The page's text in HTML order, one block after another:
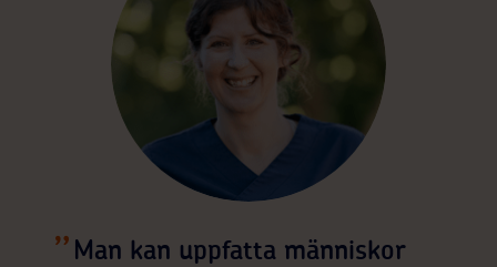
Man kan uppfatta människor